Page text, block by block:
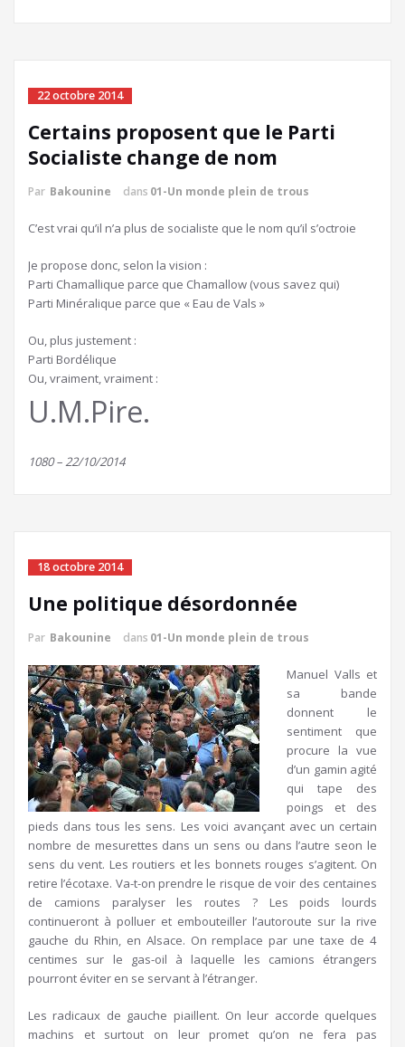
22 octobre 2014
Certains proposent que le Parti
Socialiste change de nom
Par Bakounine dans 01-Un monde plein de trous
C’est vrai qu’il n’a plus de socialiste que le nom qu’il s’octroie
Je propose donc, selon la vision :
Parti Chamallique parce que Chamallow (vous savez qui)
Parti Minéralique parce que « Eau de Vals »
Ou, plus justement :
Parti Bordélique
Ou, vraiment, vraiment :
U.M.Pire.
1080 – 22/10/2014
18 octobre 2014
Une politique désordonnée
Par Bakounine dans 01-Un monde plein de trous
Manuel Valls et
sa bande
donnent le
sentiment que
procure la vue
d’un gamin agité
qui tape des
poings et des
pieds dans tous les sens. Les voici avançant avec un certain
nombre de mesurettes dans un sens ou dans l’autre seon le
sens du vent. Les routiers et les bonnets rouges s’agitent. On
retire l’écotaxe. Va-t-on prendre le risque de voir des centaines
de camions paralyser les routes ? Les poids lourds
continueront à polluer et embouteiller l’autoroute sur la rive
gauche du Rhin, en Alsace. On remplace par une taxe de 4
centimes sur le gas-oil à laquelle les camions étrangers
pourront éviter en se servant à l’étranger.
Les radicaux de gauche piaillent. On leur accorde quelques
machins et surtout on leur promet qu’on ne fera pas